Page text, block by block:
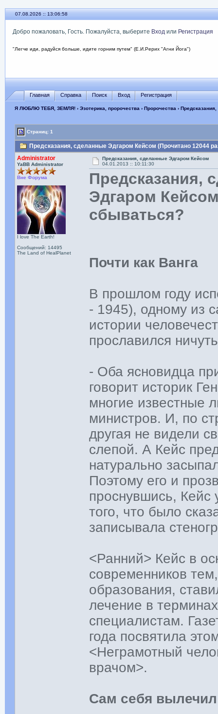
07.08.2026 :: 13:06:58
Добро пожаловать, Гость. Пожалуйста, выберите Входили Регистрация
"Легче иди, радуйся больше, идите горним путем" (Е.И.Рерих "Агни Йога")
Главная Справка Поиск Вход Регистрация
Я ЛЮБЛЮ ТЕБЯ, ЗЕМЛЯ!› Эзотерика, пророчества › Пророчества ›
Страниц: 1
Предсказания, сделанные Эдгаром Кейсом (Прочитано 12044
Administrator
YaBB Administrator
Вне Форума
I love The Earth!
Сообщений: 14495
The Land of HealPlanet
Предсказания, сделанные Эдгаром Кейсом
04.01.2013 :: 10:11:30
Предсказания,
Эдгаром
сбываться?
Почти как Ванга
В прошлом году
- 1945), одному из
истории
прославился
- Оба ясновидца
говорит историк
многие известные
министров. И, по
другая не видели
слепой. А Кейс
натурально
Поэтому его и
проснувшись, Кейс
того, что было
записывала
<Ранний> Кейс в
современников
образования,
лечение в
специалистам.
года посвятила
<Неграмотный
врачом>.
Сам себя вылечил